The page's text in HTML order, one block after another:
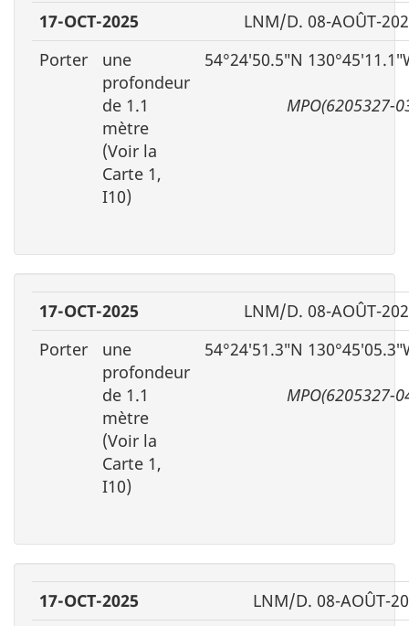
17-OCT-2025
LNM/D. 08-AOÛT-
Porter
une
profondeur
de 1.1
mètre
(Voir la
Carte 1,
I10)
54°24′50.5″N
MPO(6205327-
17-OCT-2025
LNM/D. 08-AOÛT-
Porter
une
profondeur
de 1.1
mètre
(Voir la
Carte 1,
I10)
54°24′51.3″N
MPO(6205327-
17-OCT-2025
LNM/D. 08-AOÛT-